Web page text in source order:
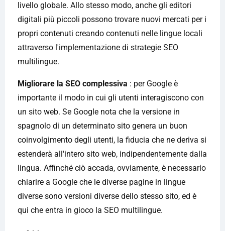
livello globale. Allo stesso modo, anche gli editori
digitali più piccoli possono trovare nuovi mercati per i
propri contenuti creando contenuti nelle lingue locali
attraverso l'implementazione di strategie SEO
multilingue.
Migliorare la SEO complessiva : per Google è
importante il modo in cui gli utenti interagiscono con
un sito web. Se Google nota che la versione in
spagnolo di un determinato sito genera un buon
coinvolgimento degli utenti, la fiducia che ne deriva si
estenderà all'intero sito web, indipendentemente dalla
lingua. Affinché ciò accada, ovviamente, è necessario
chiarire a Google che le diverse pagine in lingue
diverse sono versioni diverse dello stesso sito, ed è
qui che entra in gioco la SEO multilingue.